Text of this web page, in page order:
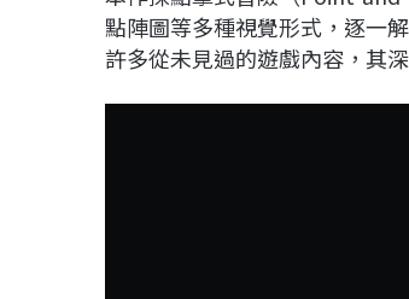
點陣圖等多種視覺形式，逐一
許多從未見過的遊戲內容，其